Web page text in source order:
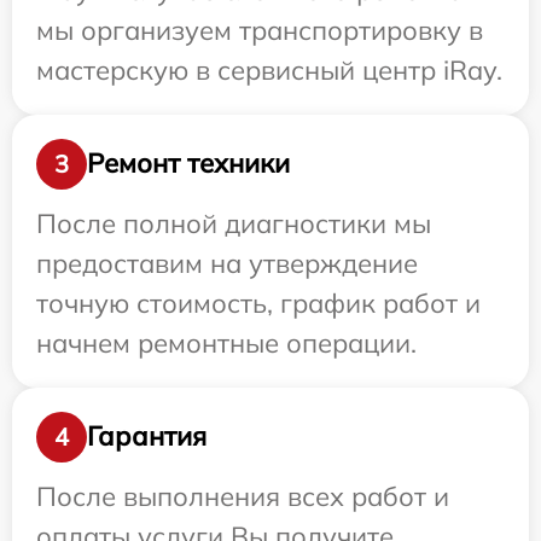
мы организуем транспортировку в
мастерскую в сервисный центр iRay.
3
Ремонт техники
После полной диагностики мы
предоставим на утверждение
точную стоимость, график работ и
начнем ремонтные операции.
4
Гарантия
После выполнения всех работ и